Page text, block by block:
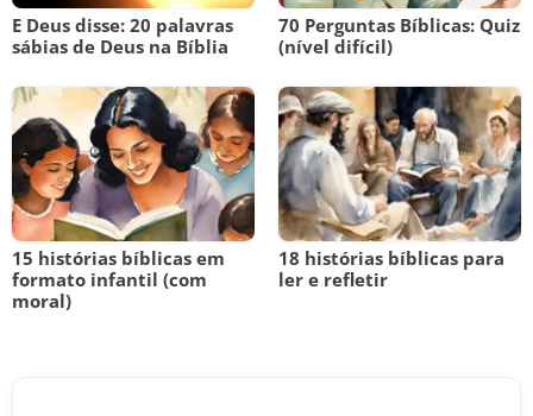
E Deus disse: 20 palavras
sábias de Deus na Bíblia
70 Perguntas Bíblicas: Quiz
(nível difícil)
15 histórias bíblicas em
formato infantil (com
moral)
18 histórias bíblicas para
ler e refletir